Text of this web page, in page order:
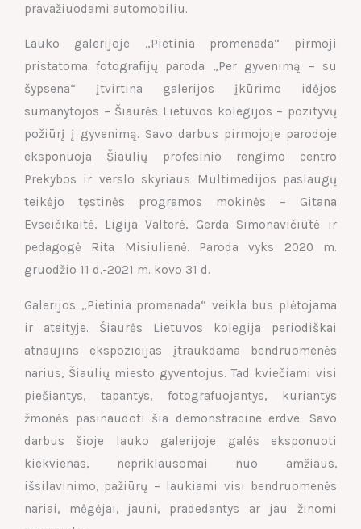
pravažiuodami automobiliu.
Lauko galerijoje „Pietinia promenada“ pirmoji
pristatoma fotografijų paroda „Per gyvenimą – su
šypsena“ įtvirtina galerijos įkūrimo idėjos
sumanytojos – Šiaurės Lietuvos kolegijos – pozityvų
požiūrį į gyvenimą. Savo darbus pirmojoje parodoje
eksponuoja Šiaulių profesinio rengimo centro
Prekybos ir verslo skyriaus Multimedijos paslaugų
teikėjo tęstinės programos mokinės – Gitana
Evseičikaitė, Ligija Valterė, Gerda Simonavičiūtė ir
pedagogė Rita Misiulienė. Paroda vyks 2020 m.
gruodžio 11 d.-2021 m. kovo 31 d.
Galerijos „Pietinia promenada“ veikla bus plėtojama
ir ateityje. Šiaurės Lietuvos kolegija periodiškai
atnaujins ekspozicijas įtraukdama bendruomenės
narius, Šiaulių miesto gyventojus. Tad kviečiami visi
piešiantys, tapantys, fotografuojantys, kuriantys
žmonės pasinaudoti šia demonstracine erdve. Savo
darbus šioje lauko galerijoje galės eksponuoti
kiekvienas, nepriklausomai nuo amžiaus,
išsilavinimo, pažiūrų – laukiami visi bendruomenės
nariai, mėgėjai, jauni, pradedantys ar jau žinomi